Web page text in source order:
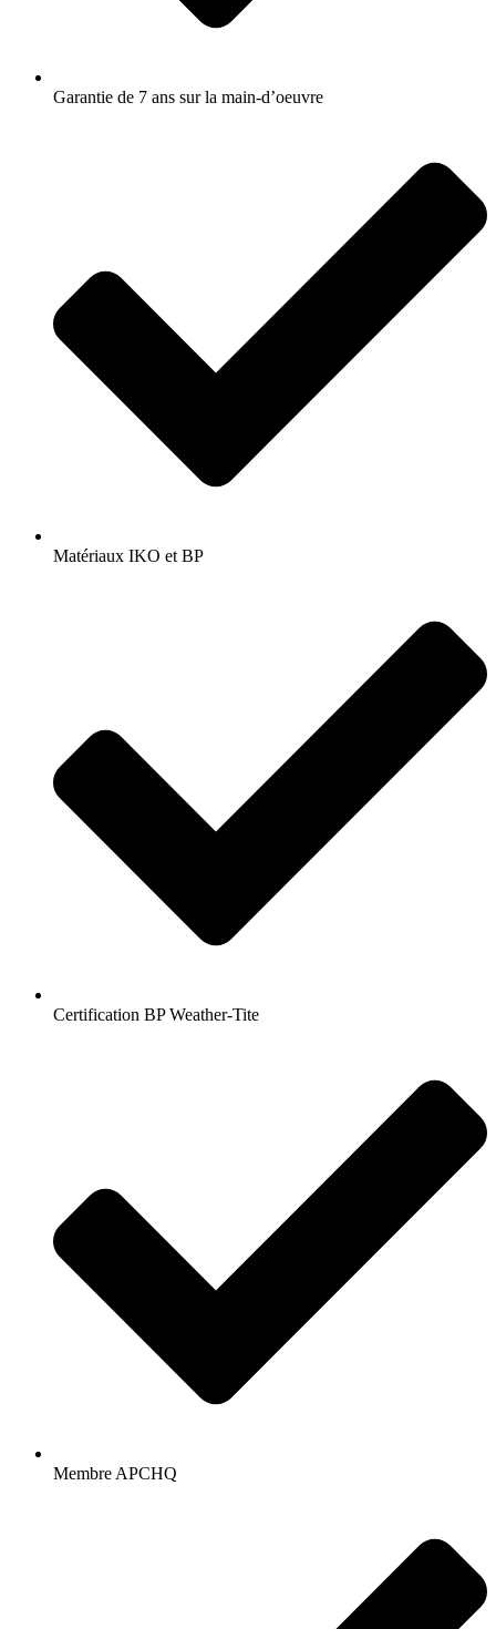
Garantie de 7 ans sur la main-d’oeuvre
Matériaux IKO et BP
Certification BP Weather-Tite
Membre APCHQ